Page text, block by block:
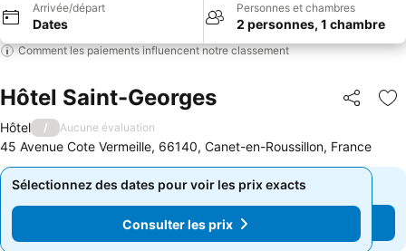
Arrivée/départ
Dates
Personnes et chambres
2 personnes, 1 chambre
Comment les paiements influencent notre classement
Hôtel Saint-Georges Partager
Hôtel / Aucune évaluation
45 Avenue Cote Vermeille, 66140, Canet-en-Roussillon, France
Sélectionnez des dates pour voir les prix exacts
Consulter les prix
Sélectionnez des dates pour voir les prix exacts
Consulter les prix